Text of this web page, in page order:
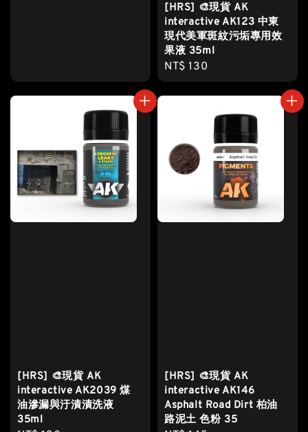
[HRS] 🎨現貨 AK
interactive AK123 中東
現代美軍斑紋污垢專用效
果液 35ml
Regular
price
NT$ 130
[HRS] 🎨現貨 AK
interactive AK2039 煤
油滲漏與汙漬漬洗液
35ml
[HRS] 🎨現貨 AK
interactive AK146
Asphalt Road Dirt 柏油
路泥土 色粉 35